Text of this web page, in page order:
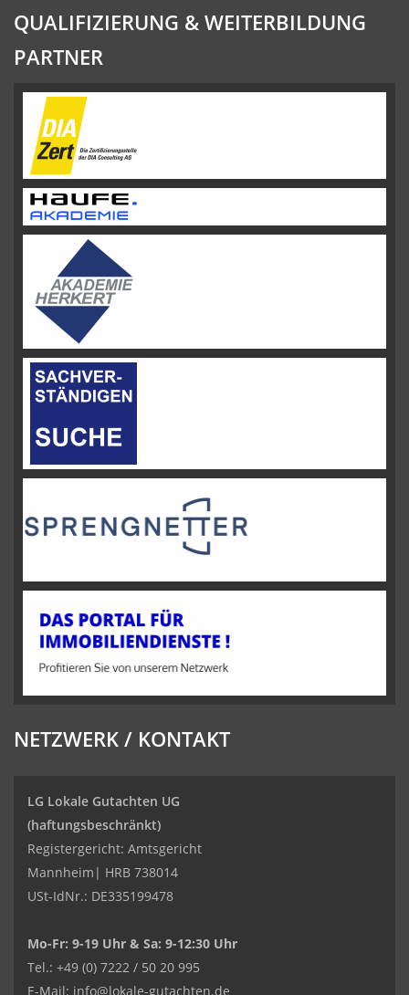
QUALIFIZIERUNG & WEITERBILDUNG
PARTNER
NETZWERK / KONTAKT
LG Lokale Gutachten UG
(haftungsbeschränkt)
Registergericht: Amtsgericht
Mannheim| HRB 738014
USt-IdNr.: DE335199478
Mo-Fr: 9-19 Uhr & Sa: 9-12:30 Uhr
Tel.: +49 (0) 7222 / 50 20 995
E-Mail: info@lokale-gutachten.de
LG Lokale Gutachten UG (haftungsbeschränkt)